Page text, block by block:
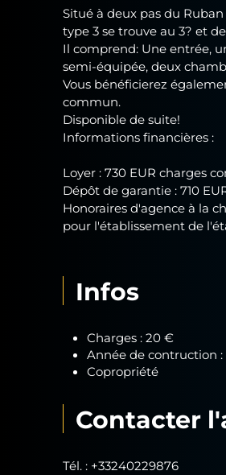
Situé à deux pas du
type 3 se trouve au 3? et
Il comprend: Une entrée,
semi-équipée, deux
Vous bénéficierez
commun.
Disponible de suite!
Informations financières :
Loyer : 730 EUR charges
Dépôt de garantie : 710
Honoraires d'agence à la
pour l'établissement de
Infos
Charges : 20 €
Année de contruction :
Copropriété
Contacter
Tél. : +33240229876